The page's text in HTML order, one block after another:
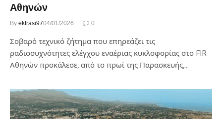
Αθηνών
By ekfrasi9704/01/2026 0
Σοβαρό τεχνικό ζήτημα που επηρεάζει τις
ραδιοσυχνότητες ελέγχου εναέριας κυκλοφορίας στο FIR
Αθηνών προκάλεσε, από το πρωί της Παρασκευής,…